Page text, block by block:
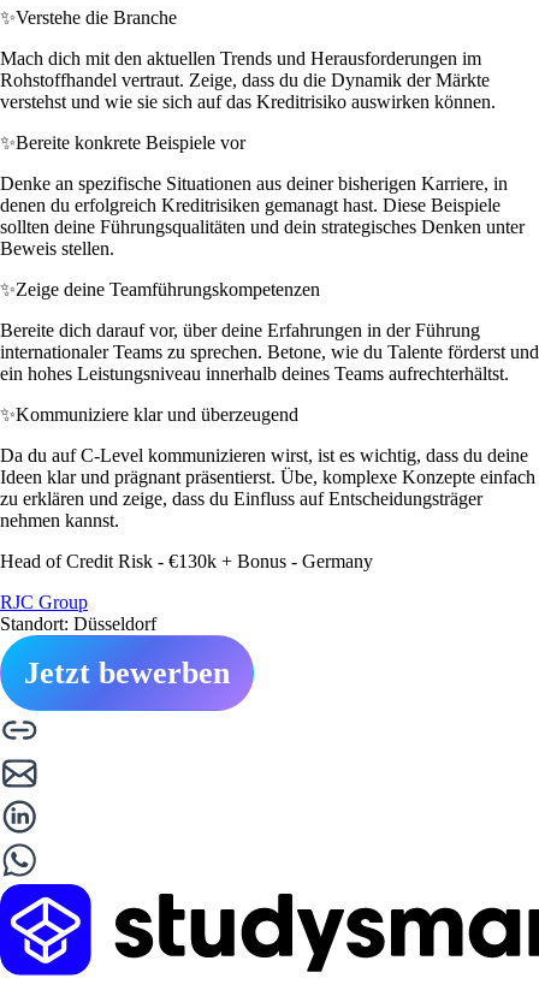
✨Verstehe die Branche
Mach dich mit den aktuellen Trends und Herausforderungen im
Rohstoffhandel vertraut. Zeige, dass du die Dynamik der Märkte
verstehst und wie sie sich auf das Kreditrisiko auswirken können.
✨Bereite konkrete Beispiele vor
Denke an spezifische Situationen aus deiner bisherigen Karriere, in
denen du erfolgreich Kreditrisiken gemanagt hast. Diese Beispiele
sollten deine Führungsqualitäten und dein strategisches Denken unter
Beweis stellen.
✨Zeige deine Teamführungskompetenzen
Bereite dich darauf vor, über deine Erfahrungen in der Führung
internationaler Teams zu sprechen. Betone, wie du Talente förderst und
ein hohes Leistungsniveau innerhalb deines Teams aufrechterhältst.
✨Kommuniziere klar und überzeugend
Da du auf C-Level kommunizieren wirst, ist es wichtig, dass du deine
Ideen klar und prägnant präsentierst. Übe, komplexe Konzepte einfach
zu erklären und zeige, dass du Einfluss auf Entscheidungsträger
nehmen kannst.
Head of Credit Risk - €130k + Bonus - Germany
RJC Group
Standort: Düsseldorf
Jetzt bewerben